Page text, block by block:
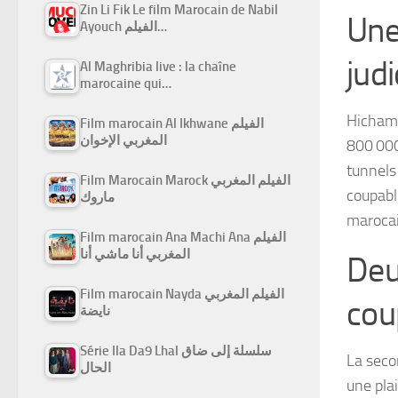
800
tunnels
La
une
Zin Li Fik Le film Marocain de Nabil
Ayouch الفيلم…
Al Maghribia live : la chaîne
marocaine qui…
Film marocain Al Ikhwane الفيلم
المغربي الإخوان
Film Marocain Marock الفيلم المغربي
ماروك
Film marocain Ana Machi Ana الفيلم
المغربي أنا ماشي أنا
Film marocain Nayda الفيلم المغربي
نايضة
Série Ila Da9 Lhal سلسلة إلى ضاق
الحال